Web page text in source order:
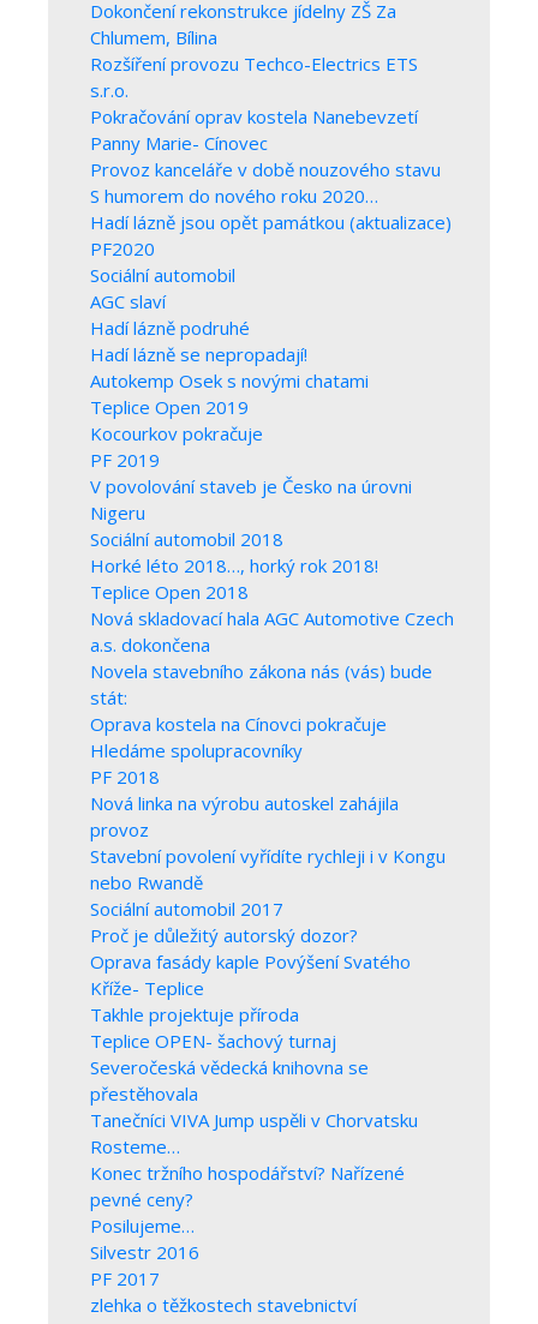
Dokončení rekonstrukce jídelny ZŠ Za
Chlumem, Bílina
Rozšíření provozu Techco-Electrics ETS
s.r.o.
Pokračování oprav kostela Nanebevzetí
Panny Marie- Cínovec
Provoz kanceláře v době nouzového stavu
S humorem do nového roku 2020…
Hadí lázně jsou opět památkou (aktualizace)
PF2020
Sociální automobil
AGC slaví
Hadí lázně podruhé
Hadí lázně se nepropadají!
Autokemp Osek s novými chatami
Teplice Open 2019
Kocourkov pokračuje
PF 2019
V povolování staveb je Česko na úrovni
Nigeru
Sociální automobil 2018
Horké léto 2018…, horký rok 2018!
Teplice Open 2018
Nová skladovací hala AGC Automotive Czech
a.s. dokončena
Novela stavebního zákona nás (vás) bude
stát:
Oprava kostela na Cínovci pokračuje
Hledáme spolupracovníky
PF 2018
Nová linka na výrobu autoskel zahájila
provoz
Stavební povolení vyřídíte rychleji i v Kongu
nebo Rwandě
Sociální automobil 2017
Proč je důležitý autorský dozor?
Oprava fasády kaple Povýšení Svatého
Kříže- Teplice
Takhle projektuje příroda
Teplice OPEN- šachový turnaj
Severočeská vědecká knihovna se
přestěhovala
Tanečníci VIVA Jump uspěli v Chorvatsku
Rosteme…
Konec tržního hospodářství? Nařízené
pevné ceny?
Posilujeme…
Silvestr 2016
PF 2017
zlehka o těžkostech stavebnictví